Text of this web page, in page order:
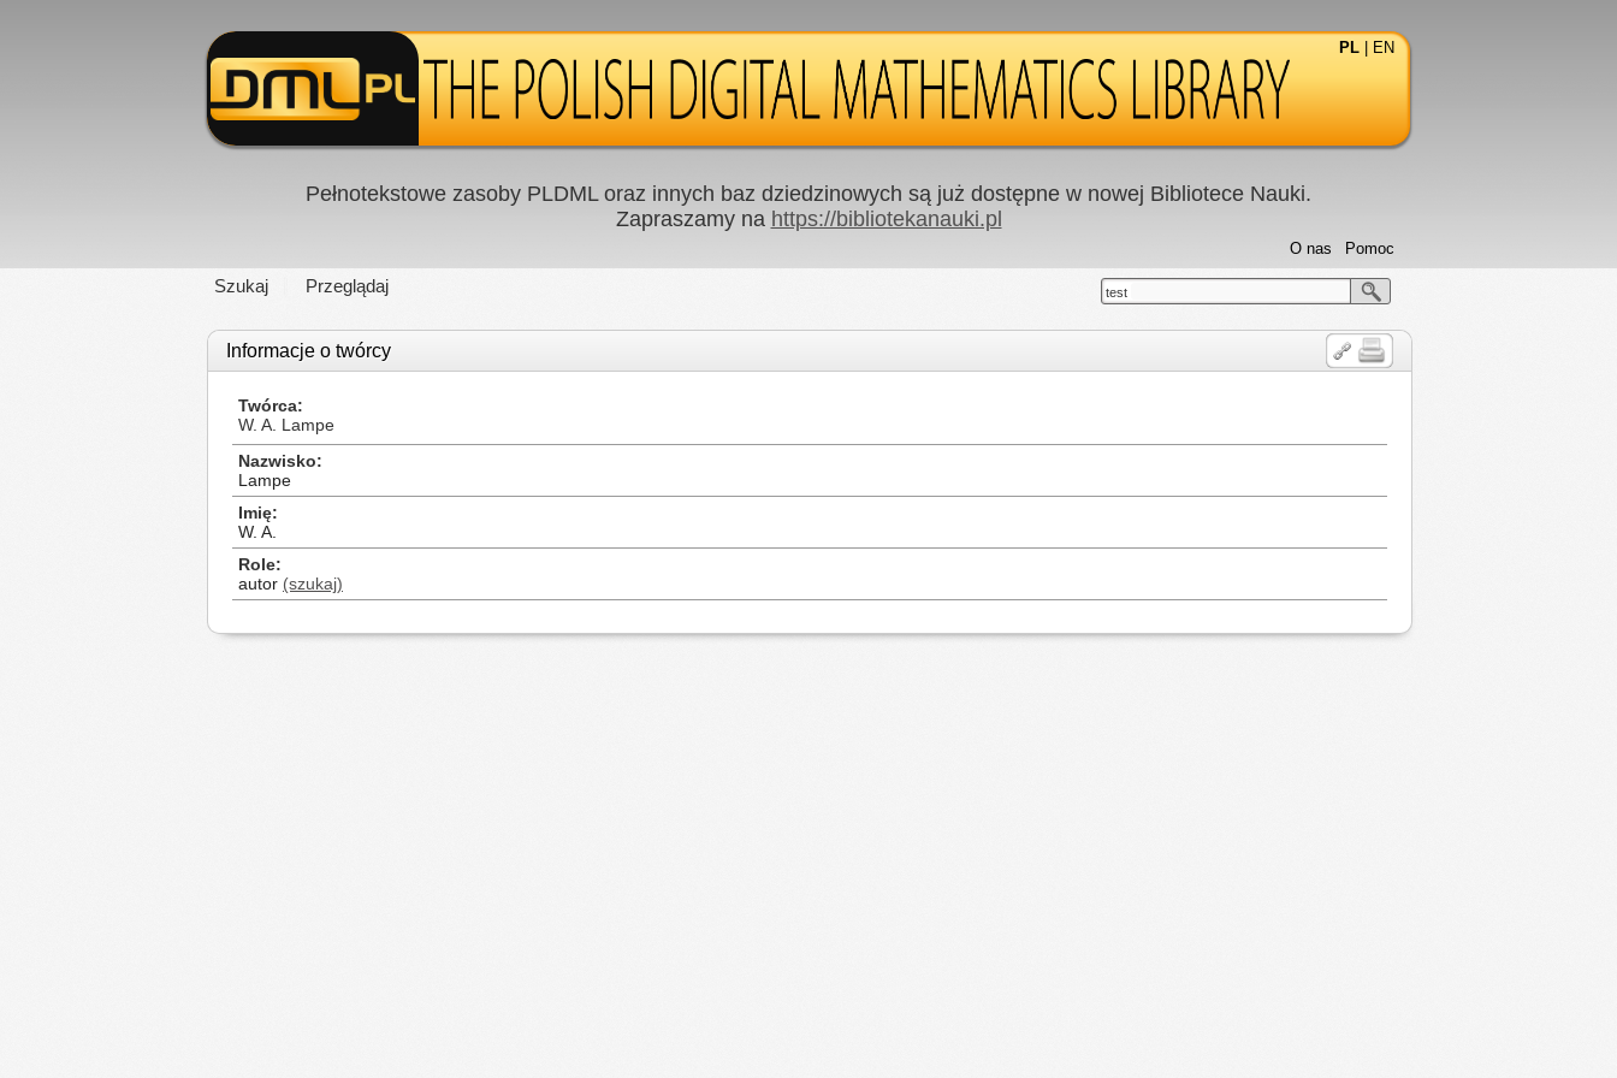
PL EN
Pełnotekstowe zasoby PLDML oraz innych baz dziedzinowych są już dostępne w nowej Bibliotece Nauki.
Zapraszamy na https://bibliotekanauki.pl
Szukaj Przeglądaj
Pomoc
O nas
test
Informacje o twórcy
Twórca
W. A. Lampe
Nazwisko
Lampe
Imię
W. A.
Role
autor (szukaj)